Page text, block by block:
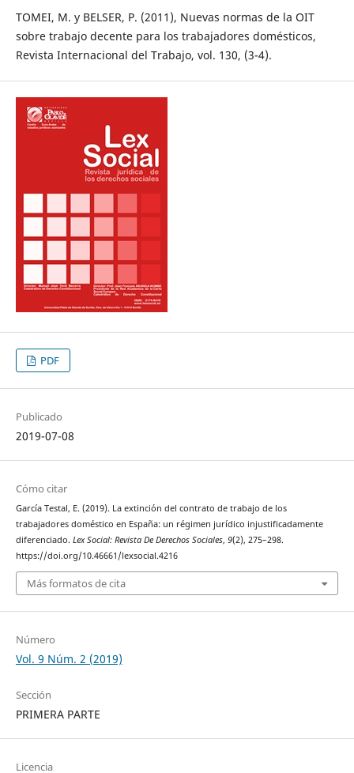
TOMEI, M. y BELSER, P. (2011), Nuevas normas de la OIT
sobre trabajo decente para los trabajadores domésticos,
Revista Internacional del Trabajo, vol. 130, (3-4).
PDF
Publicado
2019-07-08
Cómo citar
García Testal, E. (2019). La extinción del contrato de trabajo de los
trabajadores doméstico en España: un régimen jurídico injustificadamente
diferenciado. Lex Social: Revista De Derechos Sociales, 9(2), 275–298.
https://doi.org/10.46661/lexsocial.4216
Más formatos de cita
Número
Vol. 9 Núm. 2 (2019)
Sección
PRIMERA PARTE
Licencia